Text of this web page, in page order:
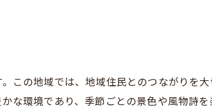
るためのチェックポイント
区の訪問介護求人の人気事業所
ないためのアドバイス
この地域では、地域住民とのつながりを
な環境であり、季節ごとの景色や風物詩